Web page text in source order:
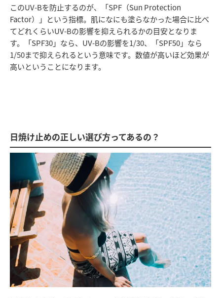
このUV-Bを防止するのが、「SPF（Sun Protection
Factor）」という指標。肌になにも塗らなかった場合に比べ
てどれくらいUV-Bの影響を抑えられるかの目安となりま
す。「SPF30」なら、UV-Bの影響を1/30、「SPF50」なら
1/50まで抑えられるという意味です。数値が高いほど効果が
高いということになります。
日焼け止めの正しい選び方ってあるの？